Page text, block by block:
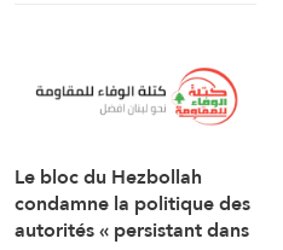
Le bloc du Hezbollah
condamne la politique des
autorités « persistant dans